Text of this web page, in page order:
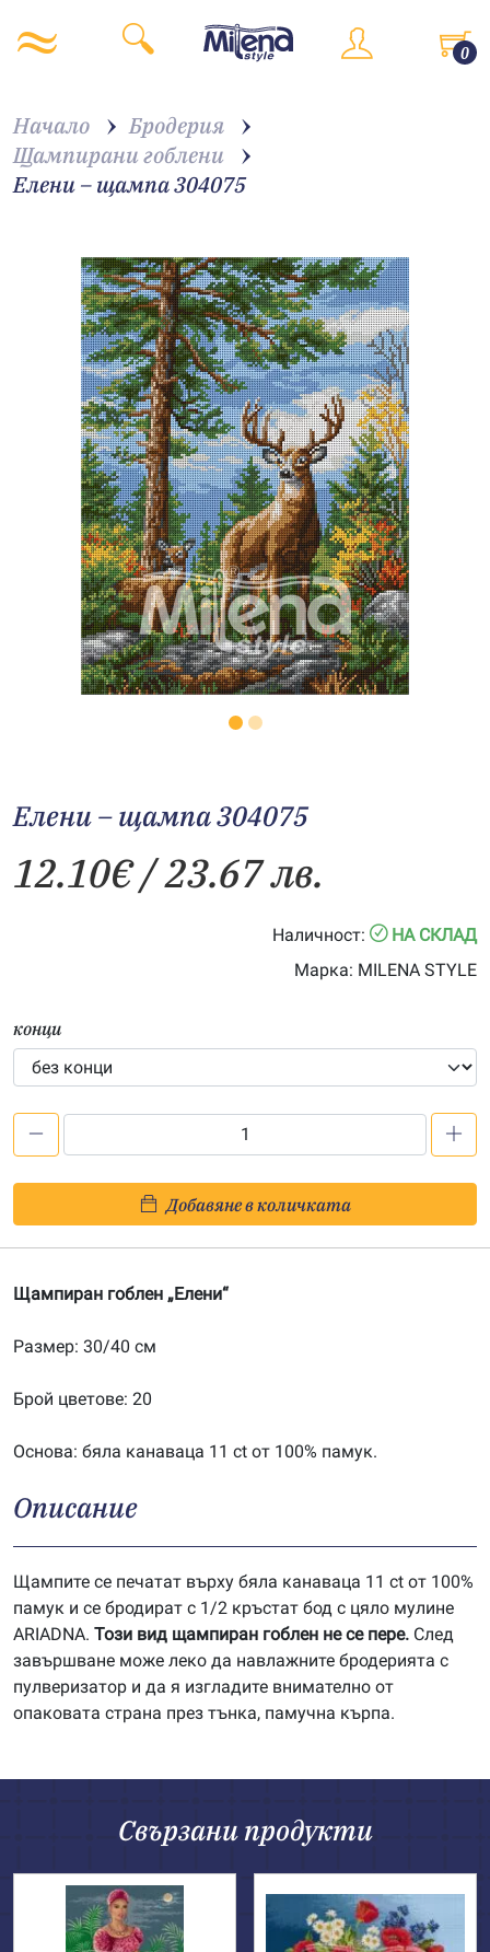
0
Начало
Бродерия
Щампирани гоблени
Елени – щампа 304075
Елени – щампа 304075
12.10€/ 23.67 лв.
Наличност:
НА СКЛАД
Марка: MILENA STYLE
конци
–
щампа
Добавяне в количката
Щампиран гоблен „Елени“
Размер: 30/40 см
Брой цветове: 20
Основа: бяла канаваца 11 ct от 100% памук.
Описание
Щампите се печатат върху бяла канаваца 11 ct от 100%
памук и се бродират с 1/2 кръстат бод с цяло мулине
ARIADNA. Този вид щампиран гоблен не се пере. След
завършване може леко да навлажните бродерията с
пулверизатор и да я изгладите внимателно от
опаковата страна през тънка, памучна кърпа.
Свързани продукти